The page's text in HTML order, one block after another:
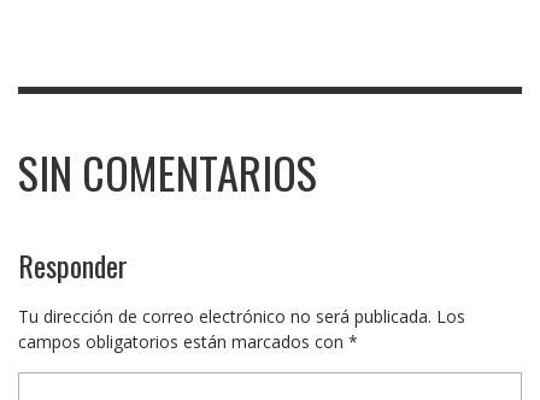
SIN COMENTARIOS
Responder
Tu dirección de correo electrónico no será publicada. Los
campos obligatorios están marcados con *